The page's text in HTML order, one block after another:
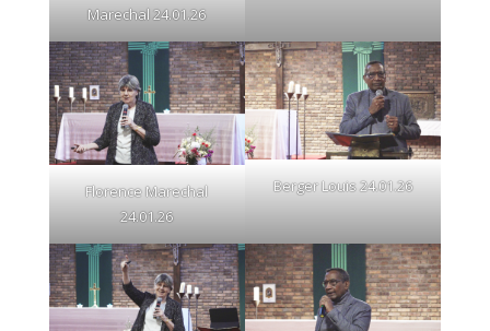
Marechal 24.01.26
Florence Marechal
24.01.26
Berger Louis 24.01.26